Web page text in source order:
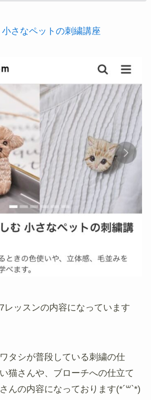
さなペットの刺繍講座
レッスンの内容になっています
タシが普段している刺繍の仕
猫さんや、ブローチへの仕立て
んの内容になっております(*´꒳`*)